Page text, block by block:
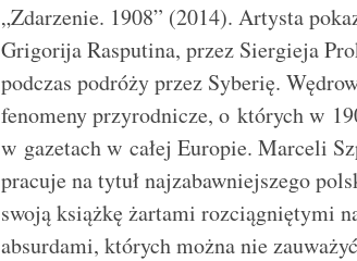
„Zdarzenie. 1908” (2014). Artysta
Grigorija Rasputina, przez Siergieja
podczas podróży przez Syberię.
fenomeny przyrodnicze, o których w
w gazetach w całej Europie. Marceli
pracuje na tytuł najzabawniejszego
swoją książkę żartami rozciągniętymi
absurdami, których można nie